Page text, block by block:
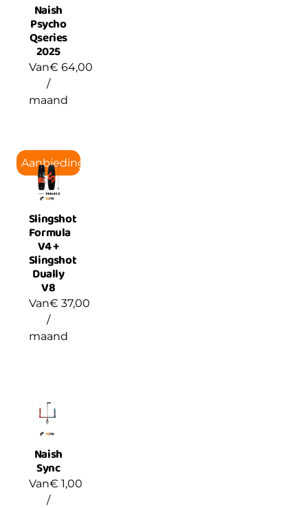
Naish
Psycho
Qseries
2025
Van€ 64,00
/
maand
Aanbieding!
Slingshot
Formula
V4 +
Slingshot
Dually
V8
Van€ 37,00
/
maand
Naish
Sync
Van€ 1,00
/